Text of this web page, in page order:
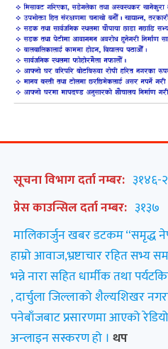
सूचना विभाग दर्ता नम्बर: ३१४६-
प्रेस काउन्सिल दर्ता नम्बर: ३१३७
मालिकार्जुन खबर डटकम “समृद्ध
हाम्रो आवाज,भ्रष्टाचार रहित सभ्य
भन्ने नारा सहित धार्मीक तथा
, दार्चुला जिल्लाको शैल्यशिखर
पनेबाँजबाट प्रसारणमा आएको
अन्लाइन सस्करण हो । थप